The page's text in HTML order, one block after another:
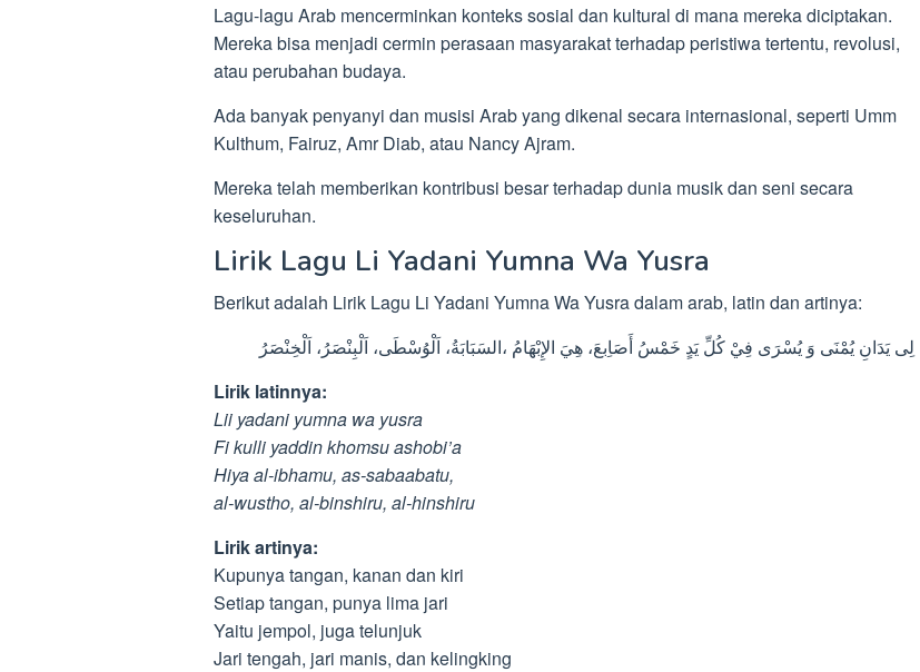
Lagu-lagu Arab mencerminkan konteks sosial dan kultural di mana mereka diciptakan.
Mereka bisa menjadi cermin perasaan masyarakat terhadap peristiwa tertentu, revolusi,
atau perubahan budaya.
Ada banyak penyanyi dan musisi Arab yang dikenal secara internasional, seperti Umm
Kulthum, Fairuz, Amr Diab, atau Nancy Ajram.
Mereka telah memberikan kontribusi besar terhadap dunia musik dan seni secara
keseluruhan.
Lirik Lagu Li Yadani Yumna Wa Yusra
Berikut adalah Lirik Lagu Li Yadani Yumna Wa Yusra dalam arab, latin dan artinya:
لِى يَدَانِ يُمْنَى وَ يُسْرَى فِيْ كُلِّ يَدٍ خَمْسُ أَصَاِبعَ، هِيَ الإِبْهَامُ ،السَبَابَةُ، اَلْوُسْطَى، اَلْبِنْصَرُ، اَلْخِنْصَرُ
Lirik latinnya:
Lii yadani yumna wa yusra
Fi kulli yaddin khomsu ashobi’a
Hiya al-ibhamu, as-sabaabatu,
al-wustho, al-binshiru, al-hinshiru
Lirik artinya:
Kupunya tangan, kanan dan kiri
Setiap tangan, punya lima jari
Yaitu jempol, juga telunjuk
Jari tengah, jari manis, dan kelingking